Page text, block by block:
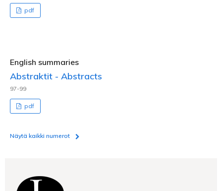
pdf
English summaries
Abstraktit - Abstracts
97-99
pdf
Näytä kaikki numerot